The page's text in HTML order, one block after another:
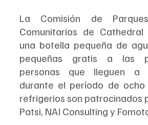
La Comisión de
Comunitarios de
una botella pequeña de
pequeñas gratis a las
personas que lleguen a
durante el período de ocho
refrigerios son patrocinados
Patsi, NAI Consulting y